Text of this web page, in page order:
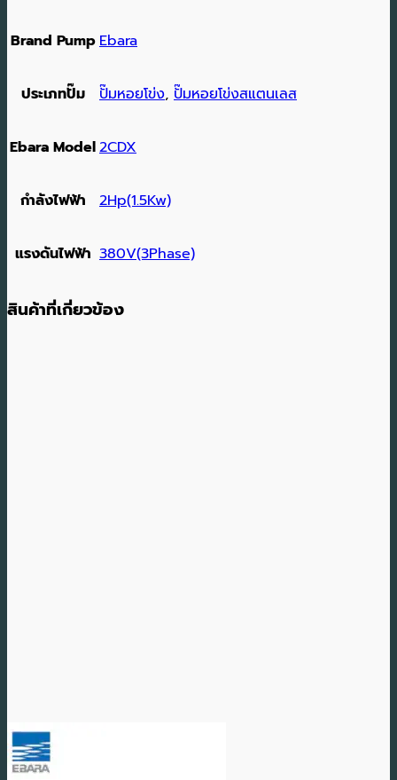
Brand Pump Ebara
ประเภทปั๊ม ปั๊มหอยโข่ง, ปั๊มหอยโข่งสแตนเลส
Ebara Model2CDX
กำลังไฟฟ้า 2Hp(1.5Kw)
แรงดันไฟฟ้า 380V(3Phase)
สินค้าที่เกี่ยวข้อง